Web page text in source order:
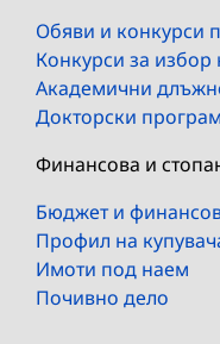
Обяви и конкурси
Конкурси за
Академични
Докторски
Финансова и
Бюджет и
Профил на
Имоти под наем
Почивно дело